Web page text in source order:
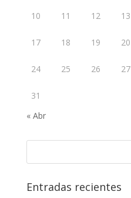
10 11 12 13
17 18 19 20
24 25 26 27
31
« Abr
Entradas recientes